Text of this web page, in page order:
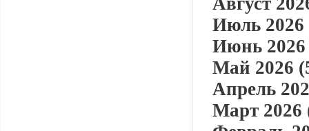
Июль 2026
Июнь 2026
Май 2026
Апрель
Март 2026